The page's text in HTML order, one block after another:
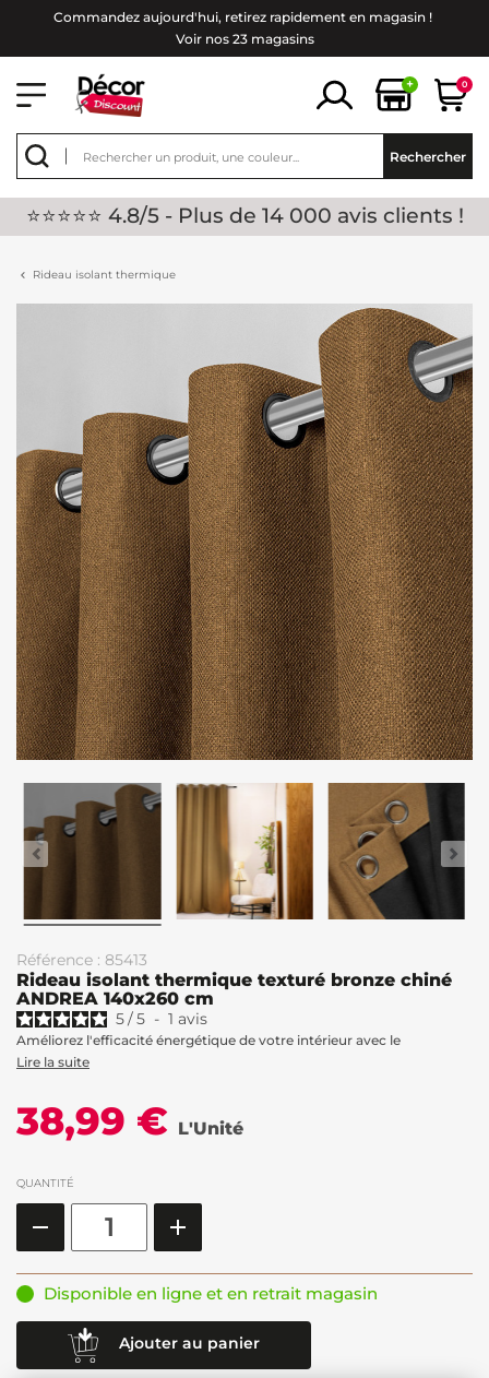
Commandez aujourd'hui, retirez rapidement en magasin !
Voir nos 23 magasins
+ 0
Rechercher
⭐⭐⭐⭐⭐ 4.8/5 - Plus de 14 000 avis clients !
Rideau isolant thermique
Référence : 85413
Rideau isolant thermique texturé bronze chiné
ANDREA 140x260 cm
5/5 - 1 avis
Améliorez l'efficacité énergétique de votre intérieur avec le
Lire la suite
38,99 € L'Unité
QUANTITÉ
Disponible en ligne et en retrait magasin
Ajouter au panier